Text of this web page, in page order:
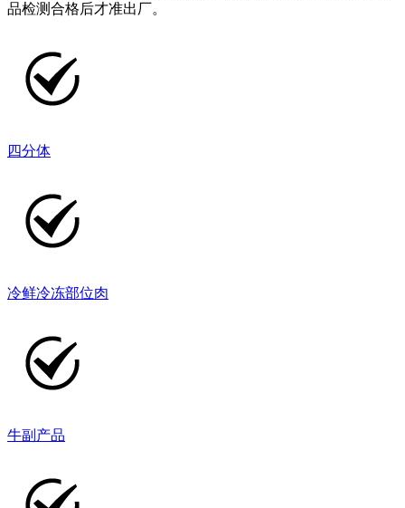
品检测合格后才准出厂。
四分体
冷鲜冷冻部位肉
牛副产品